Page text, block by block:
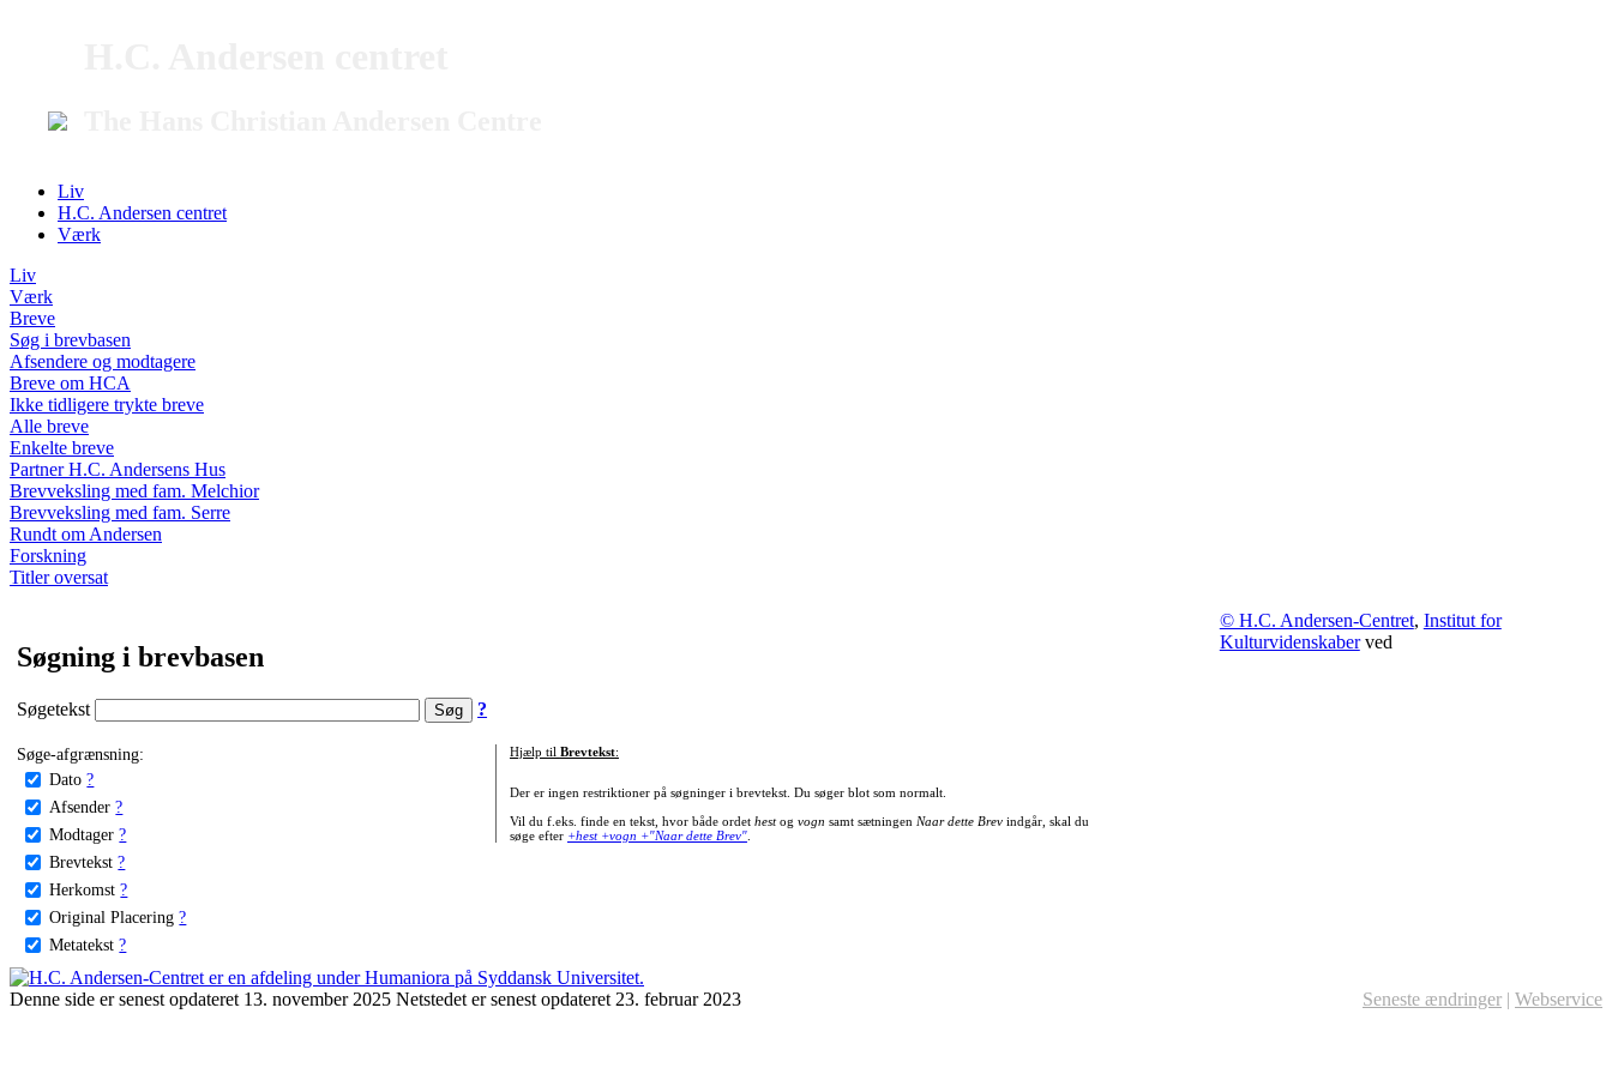
Liv
H.C. Andersen centret
Værk
Liv
Værk
Breve
Søg i brevbasen
Afsendere og modtagere
Breve om HCA
Ikke tidligere trykte breve
Alle breve
Enkelte breve
Partner H.C. Andersens Hus
Brevveksling med fam. Melchior
Brevveksling med fam. Serre
Rundt om Andersen
Forskning
Titler oversat
Søgning i brevbasen
Søgetekst ?
Søge-afgrænsning:
Dato ?
Afsender ?
Modtager ?
Brevtekst ?
Herkomst ?
Original Placering ?
Metatekst ?
Hjælp til Brevtekst:
Der er ingen restriktioner på søgninger i brevtekst. Du søger blot som normalt.
Vil du f.eks. finde en tekst, hvor både ordet hestog vogn samt sætningen Naar dette Brevindgår, skal du
søge efter +hest +vogn +"Naar dette Brev".
© H.C. Andersen-Centret, Institut for
Kulturvidenskaberved
Denne side er senest opdateret 13. november 2025 Netstedet er senest opdateret 23. februar 2023 Seneste ændringer | Webservice